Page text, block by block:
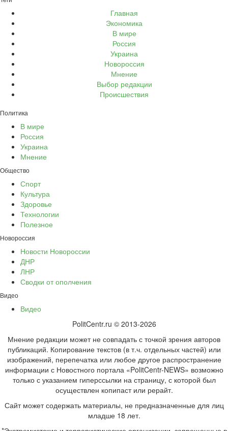
Главная
Экономика
В мире
Россия
Украина
Новороссия
Мнение
Выбор редакции
Происшествия
Политика
В мире
Россия
Украина
Мнение
Общество
Спорт
Культура
Здоровье
Технологии
Полезное
Новороссия
Новости Новороссии
ДНР
ЛНР
Сводки от ополчения
Видео
Видео
PolitCentr.ru © 2013-2026
Мнение редакции может не совпадать с точкой зрения авторов
публикаций. Копирование текстов (в т.ч. отдельных частей) или
изображений, перепечатка или любое другое распространение
информации с Новостного портала «PolitCentr-NEWS» возможно
только с указанием гиперссылки на страницу, с которой был
осуществлен копипаст или рерайт.
Сайт может содержать материалы, не предназначенные для лиц
младше 18 лет.